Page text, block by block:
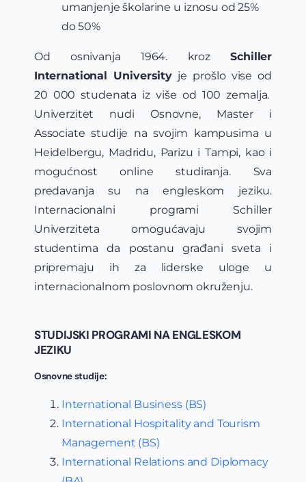
umanjenje školarine u iznosu od 25%
do 50%
Od osnivanja 1964. krozSchiller
International Universityje prošlo vise od
20 000 studenata iz više od 100 zemalja.
Univerzitet nudi Osnovne, Master i
Associate studije na svojim kampusima u
Heidelbergu, Madridu, Parizu i Tampi, kao i
mogućnost online studiranja. Sva
predavanja su na engleskom jeziku.
Internacionalni programi Schiller
Univerziteta omogućavaju svojim
studentima da postanu građani sveta i
pripremaju ih za liderske uloge u
internacionalnom poslovnom okruženju.
STUDIJSKI PROGRAMI NA ENGLESKOM
JEZIKU
Osnovne studije:
International Business (BS)
International Hospitality and Tourism
Management (BS)
International Relations and Diplomacy